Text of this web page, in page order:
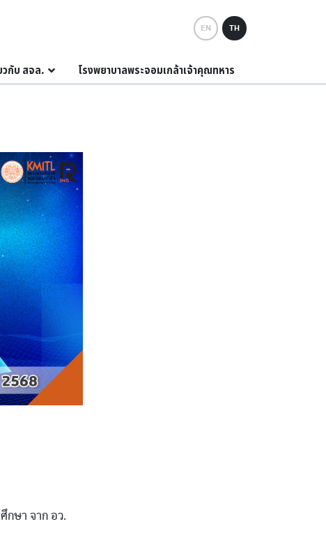
EN TH
วกับ สจล. โรงพยาบาลพระจอมเกล้าเจ้าคุณทหาร
กษา จาก อว.